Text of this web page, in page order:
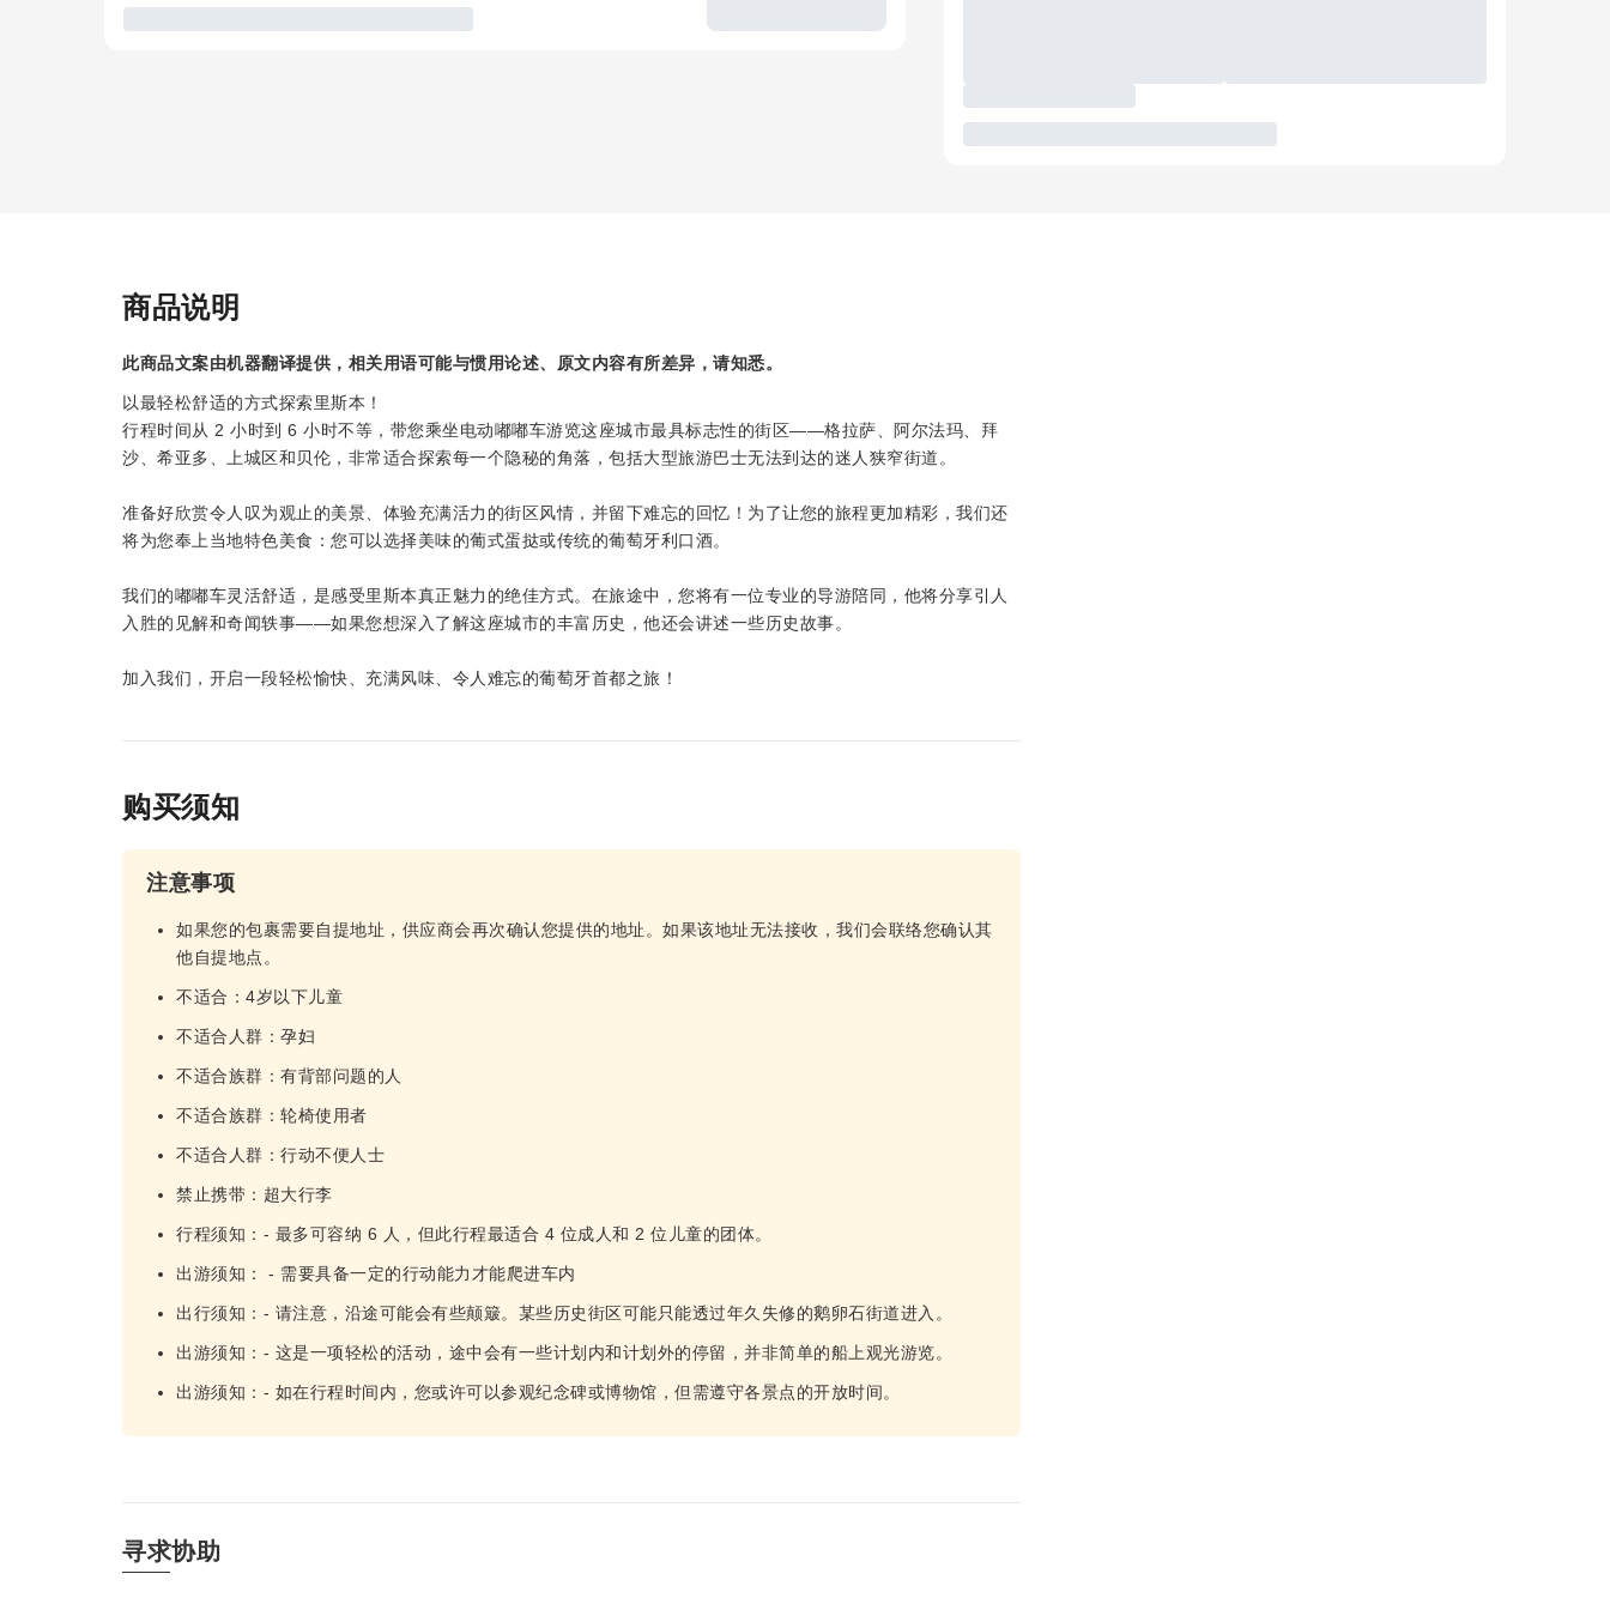
商品说明
此商品文案由机器翻译提供，相关用语可能与惯用论述、原文内容有所差异，请知悉。
以最轻松舒适的方式探索里斯本！
行程时间从 2 小时到 6 小时不等，带您乘坐电动嘟嘟车游览这座城市最具标志性的街区——格拉萨、阿尔法玛、拜
沙、希亚多、上城区和贝伦，非常适合探索每一个隐秘的角落，包括大型旅游巴士无法到达的迷人狭窄街道。
准备好欣赏令人叹为观止的美景、体验充满活力的街区风情，并留下难忘的回忆！为了让您的旅程更加精彩，我们还
将为您奉上当地特色美食：您可以选择美味的葡式蛋挞或传统的葡萄牙利口酒。
我们的嘟嘟车灵活舒适，是感受里斯本真正魅力的绝佳方式。在旅途中，您将有一位专业的导游陪同，他将分享引人
入胜的见解和奇闻轶事——如果您想深入了解这座城市的丰富历史，他还会讲述一些历史故事。
加入我们，开启一段轻松愉快、充满风味、令人难忘的葡萄牙首都之旅！
购买须知
注意事项
如果您的包裹需要自提地址，供应商会再次确认您提供的地址。如果该地址无法接收，我们会联络您确认其
他自提地点。
不适合：4岁以下儿童
不适合人群：孕妇
不适合族群：有背部问题的人
不适合族群：轮椅使用者
不适合人群：行动不便人士
禁止携带：超大行李
行程须知：- 最多可容纳 6 人，但此行程最适合 4 位成人和 2 位儿童的团体。
出游须知： - 需要具备一定的行动能力才能爬进车内
出行须知：- 请注意，沿途可能会有些颠簸。某些历史街区可能只能透过年久失修的鹅卵石街道进入。
出游须知：- 这是一项轻松的活动，途中会有一些计划内和计划外的停留，并非简单的船上观光游览。
出游须知：- 如在行程时间内，您或许可以参观纪念碑或博物馆，但需遵守各景点的开放时间。
寻求协助